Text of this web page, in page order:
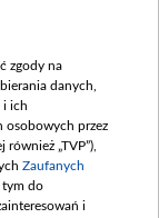
350
zgody na
danych,
i ich
osobowych przez
„TVP”),
Zaufanych
tym do
i